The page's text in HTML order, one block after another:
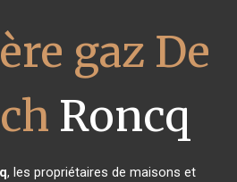
gaz De
Roncq
, les propriétaires de maisons et